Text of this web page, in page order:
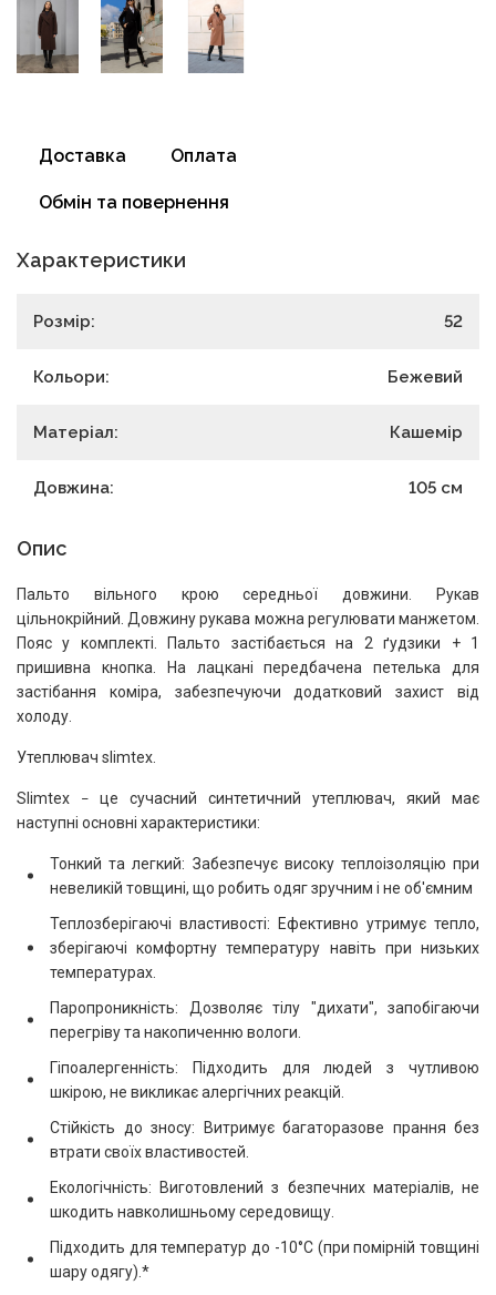
Доставка Оплата
Обмін та повернення
Характеристики
Розмір: 52
Кольори: Бежевий
Матеріал: Кашемір
Довжина: 105 см
Опис
Пальто вільного крою середньої довжини. Рукав
цільнокрійний. Довжину рукава можна регулювати манжетом.
Пояс у комплекті. Пальто застібається на 2 ґудзики + 1
пришивна кнопка. На лацкані передбачена петелька для
застібання коміра, забезпечуючи додатковий захист від
холоду.
Утеплювач slimtex.
Slimtex – це сучасний синтетичний утеплювач, який має
наступні основні характеристики:
Тонкий та легкий: Забезпечує високу теплоізоляцію при
невеликій товщині, що робить одяг зручним і не об'ємним
Теплозберігаючі властивості: Ефективно утримує тепло,
зберігаючі комфортну температуру навіть при низьких
температурах.
Паропроникність: Дозволяє тілу "дихати", запобігаючи
перегріву та накопиченню вологи.
Гіпоалергенність: Підходить для людей з чутливою
шкірою, не викликає алергічних реакцій.
Стійкість до зносу: Витримує багаторазове прання без
втрати своїх властивостей.
Екологічність: Виготовлений з безпечних матеріалів, не
шкодить навколишньому середовищу.
Підходить для температур до -10°C (при помірній товщині
шару одягу).*